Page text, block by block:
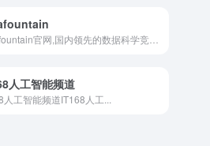
人工智能频道
人工智能频道IT168人工...